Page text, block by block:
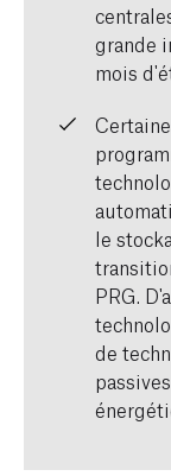
grande
mois
le
PRG.
de